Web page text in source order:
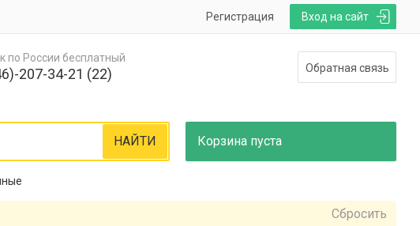
Вход на сайт
Регистрация
по России бесплатный
207-34-21 (22) Обратная связь
Корзина пуста
НАЙТИ
Сбросить